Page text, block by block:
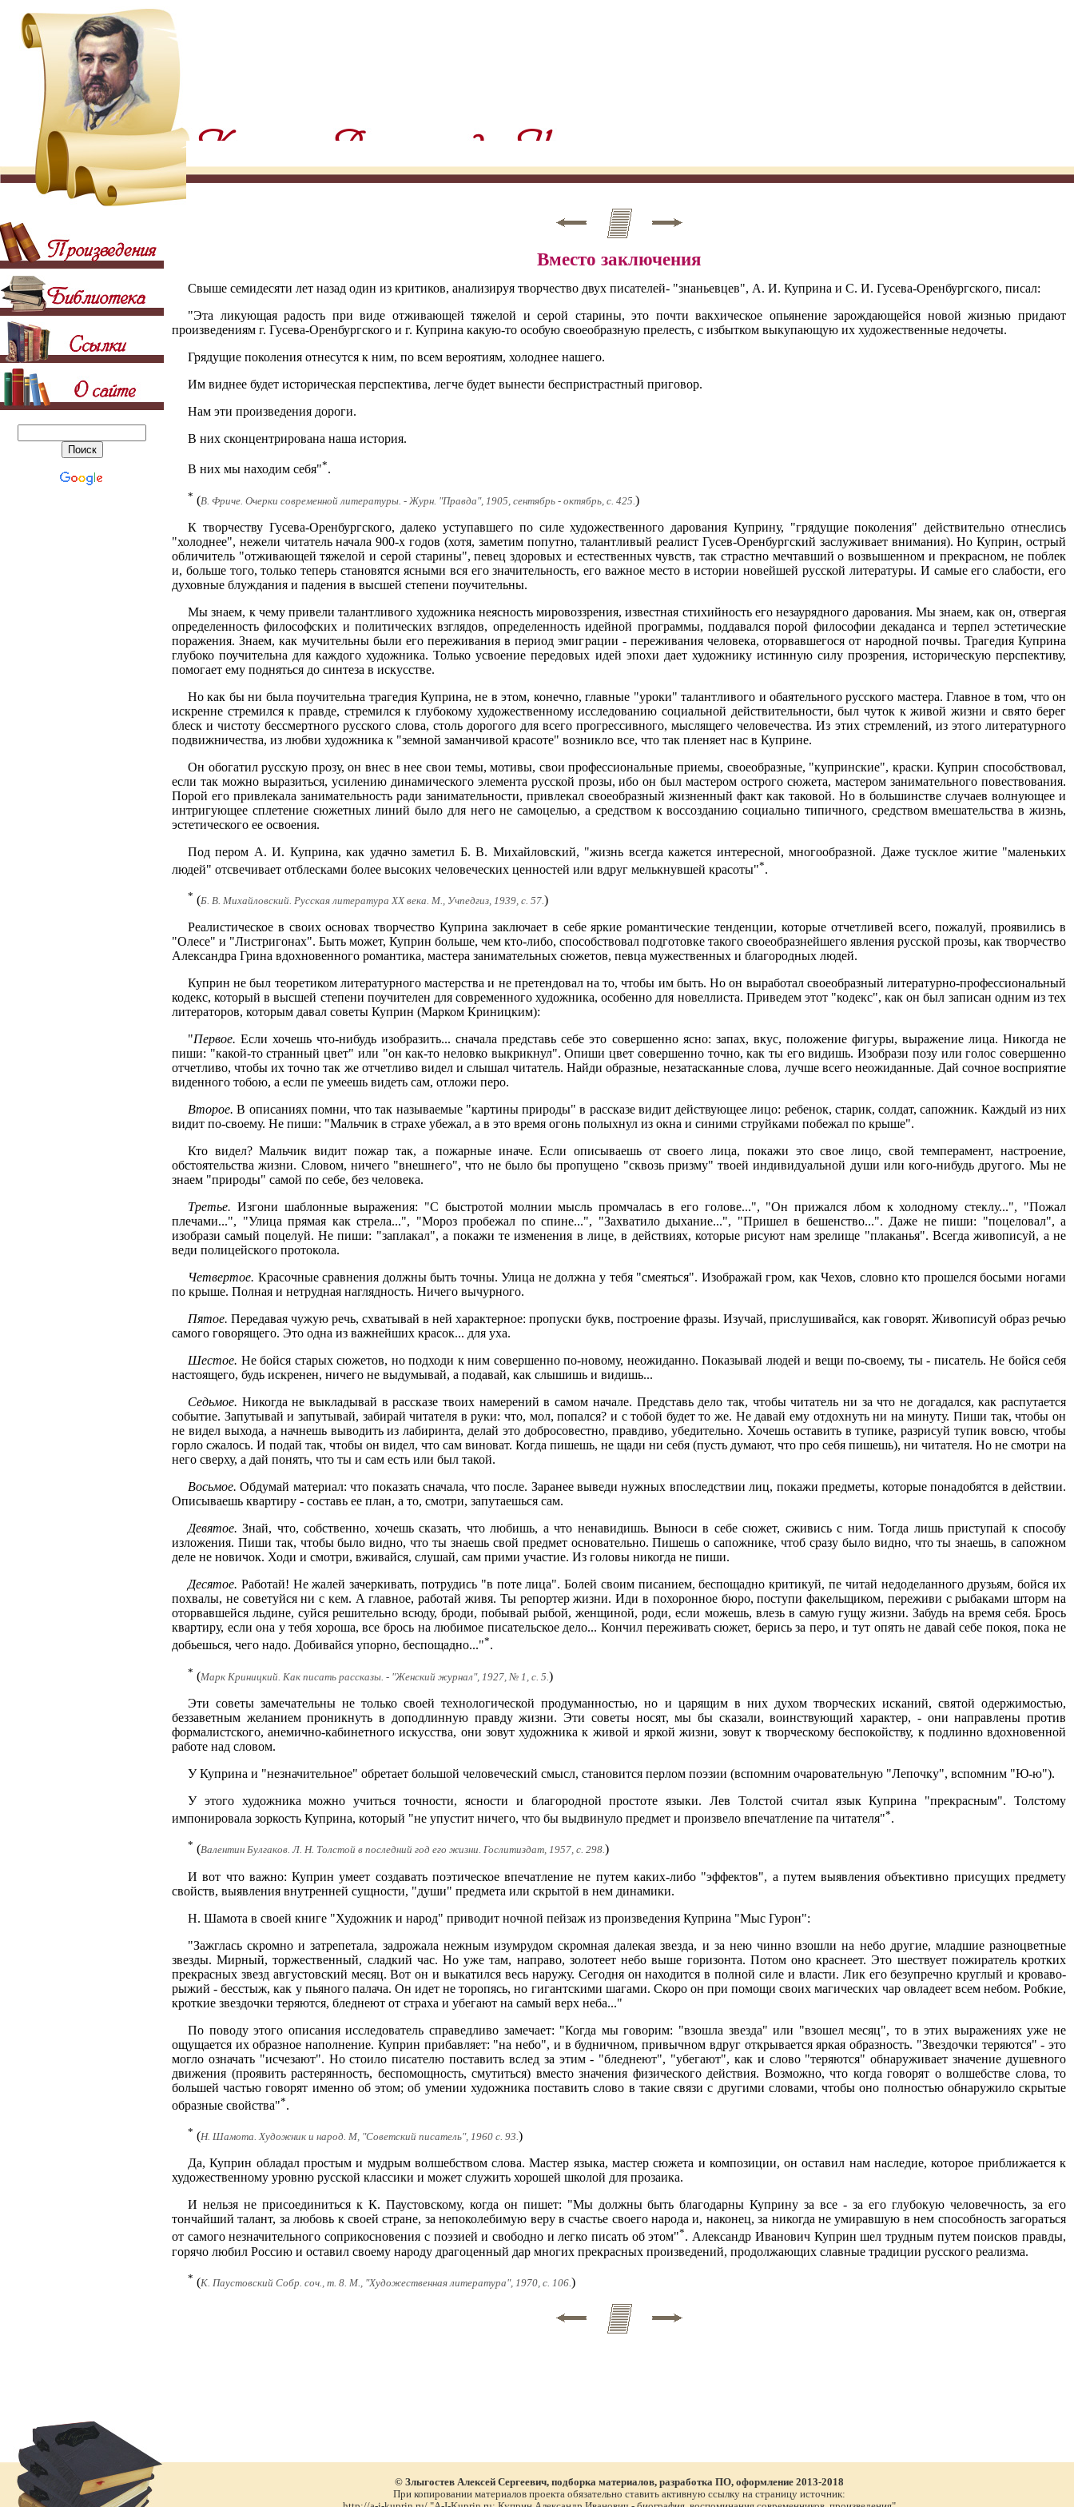
Вместо заключения
Свыше семидесяти лет назад один из критиков, анализируя творчество двух писателей- "знаньевцев", А. И. Куприна и С. И. Гусева-Оренбургского, писал:
"Эта ликующая радость при виде отживающей тяжелой и серой старины, это почти вакхическое опьянение зарождающейся новой жизнью придают
произведениям г. Гусева-Оренбургского и г. Куприна какую-то особую своеобразную прелесть, с избытком выкупающую их художественные недочеты.
Грядущие поколения отнесутся к ним, по всем вероятиям, холоднее нашего.
Им виднее будет историческая перспектива, легче будет вынести беспристрастный приговор.
Нам эти произведения дороги.
В них сконцентрирована наша история.
В них мы находим себя"*.
* (В. Фриче. Очерки современной литературы. - Журн. "Правда", 1905, сентябрь - октябрь, с. 425.)
К творчеству Гусева-Оренбургского, далеко уступавшего по силе художественного дарования Куприну, "грядущие поколения" действительно отнеслись
"холоднее", нежели читатель начала 900-х годов (хотя, заметим попутно, талантливый реалист Гусев-Оренбургский заслуживает внимания). Но Куприн, острый
обличитель "отживающей тяжелой и серой старины", певец здоровых и естественных чувств, так страстно мечтавший о возвышенном и прекрасном, не поблек
и, больше того, только теперь становятся ясными вся его значительность, его важное место в истории новейшей русской литературы. И самые его слабости, его
духовные блуждания и падения в высшей степени поучительны.
Мы знаем, к чему привели талантливого художника неясность мировоззрения, известная стихийность его незаурядного дарования. Мы знаем, как он, отвергая
определенность философских и политических взглядов, определенность идейной программы, поддавался порой философии декаданса и терпел эстетические
поражения. Знаем, как мучительны были его переживания в период эмиграции - переживания человека, оторвавшегося от народной почвы. Трагедия Куприна
глубоко поучительна для каждого художника. Только усвоение передовых идей эпохи дает художнику истинную силу прозрения, историческую перспективу,
помогает ему подняться до синтеза в искусстве.
Но как бы ни была поучительна трагедия Куприна, не в этом, конечно, главные "уроки" талантливого и обаятельного русского мастера. Главное в том, что он
искренне стремился к правде, стремился к глубокому художественному исследованию социальной действительности, был чуток к живой жизни и свято берег
блеск и чистоту бессмертного русского слова, столь дорогого для всего прогрессивного, мыслящего человечества. Из этих стремлений, из этого литературного
подвижничества, из любви художника к "земной заманчивой красоте" возникло все, что так пленяет нас в Куприне.
Он обогатил русскую прозу, он внес в нее свои темы, мотивы, свои профессиональные приемы, своеобразные, "купринские", краски. Куприн способствовал,
если так можно выразиться, усилению динамического элемента русской прозы, ибо он был мастером острого сюжета, мастером занимательного повествования.
Порой его привлекала занимательность ради занимательности, привлекал своеобразный жизненный факт как таковой. Но в большинстве случаев волнующее и
интригующее сплетение сюжетных линий было для него не самоцелью, а средством к воссозданию социально типичного, средством вмешательства в жизнь,
эстетического ее освоения.
Под пером А. И. Куприна, как удачно заметил Б. В. Михайловский, "жизнь всегда кажется интересной, многообразной. Даже тусклое житие "маленьких
людей" отсвечивает отблесками более высоких человеческих ценностей или вдруг мелькнувшей красоты"*.
* (Б. В. Михайловский. Русская литература XX века. М., Учпедгиз, 1939, с. 57.)
Реалистическое в своих основах творчество Куприна заключает в себе яркие романтические тенденции, которые отчетливей всего, пожалуй, проявились в
"Олесе" и "Листригонах". Быть может, Куприн больше, чем кто-либо, способствовал подготовке такого своеобразнейшего явления русской прозы, как творчество
Александра Грина вдохновенного романтика, мастера занимательных сюжетов, певца мужественных и благородных людей.
Куприн не был теоретиком литературного мастерства и не претендовал на то, чтобы им быть. Но он выработал своеобразный литературно-профессиональный
кодекс, который в высшей степени поучителен для современного художника, особенно для новеллиста. Приведем этот "кодекс", как он был записан одним из тех
литераторов, которым давал советы Куприн (Марком Криницким):
"Первое.Если хочешь что-нибудь изобразить... сначала представь себе это совершенно ясно: запах, вкус, положение фигуры, выражение лица. Никогда не
пиши: "какой-то странный цвет" или "он как-то неловко выкрикнул". Опиши цвет совершенно точно, как ты его видишь. Изобрази позу или голос совершенно
отчетливо, чтобы их точно так же отчетливо видел и слышал читатель. Найди образные, незатасканные слова, лучше всего неожиданные. Дай сочное восприятие
виденного тобою, а если пе умеешь видеть сам, отложи перо.
Второе.В описаниях помни, что так называемые "картины природы" в рассказе видит действующее лицо: ребенок, старик, солдат, сапожник. Каждый из них
видит по-своему. Не пиши: "Мальчик в страхе убежал, а в это время огонь полыхнул из окна и синими струйками побежал по крыше".
Кто видел? Мальчик видит пожар так, а пожарные иначе. Если описываешь от своего лица, покажи это свое лицо, свой темперамент, настроение,
обстоятельства жизни. Словом, ничего "внешнего", что не было бы пропущено "сквозь призму" твоей индивидуальной души или кого-нибудь другого. Мы не
знаем "природы" самой по себе, без человека.
Третье. Изгони шаблонные выражения: "С быстротой молнии мысль промчалась в его голове...", "Он прижался лбом к холодному стеклу...", "Пожал
плечами...", "Улица прямая как стрела...", "Мороз пробежал по спине...", "Захватило дыхание...", "Пришел в бешенство...". Даже не пиши: "поцеловал", а
изобрази самый поцелуй. Не пиши: "заплакал", а покажи те изменения в лице, в действиях, которые рисуют нам зрелище "плаканья". Всегда живописуй, а не
веди полицейского протокола.
Четвертое. Красочные сравнения должны быть точны. Улица не должна у тебя "смеяться". Изображай гром, как Чехов, словно кто прошелся босыми ногами
по крыше. Полная и нетрудная наглядность. Ничего вычурного.
Пятое.Передавая чужую речь, схватывай в ней характерное: пропуски букв, построение фразы. Изучай, прислушивайся, как говорят. Живописуй образ речью
самого говорящего. Это одна из важнейших красок... для уха.
Шестое. Не бойся старых сюжетов, но подходи к ним совершенно по-новому, неожиданно. Показывай людей и вещи по-своему, ты - писатель. Не бойся себя
настоящего, будь искренен, ничего не выдумывай, а подавай, как слышишь и видишь...
Седьмое. Никогда не выкладывай в рассказе твоих намерений в самом начале. Представь дело так, чтобы читатель ни за что не догадался, как распутается
событие. Запутывай и запутывай, забирай читателя в руки: что, мол, попался? и с тобой будет то же. Не давай ему отдохнуть ни на минуту. Пиши так, чтобы он
не видел выхода, а начнешь выводить из лабиринта, делай это добросовестно, правдиво, убедительно. Хочешь оставить в тупике, разрисуй тупик вовсю, чтобы
горло сжалось. И подай так, чтобы он видел, что сам виноват. Когда пишешь, не щади ни себя (пусть думают, что про себя пишешь), ни читателя. Но не смотри на
него сверху, а дай понять, что ты и сам есть или был такой.
Восьмое.Обдумай материал: что показать сначала, что после. Заранее выведи нужных впоследствии лиц, покажи предметы, которые понадобятся в действии.
Описываешь квартиру - составь ее план, а то, смотри, запутаешься сам.
Девятое.Знай, что, собственно, хочешь сказать, что любишь, а что ненавидишь. Выноси в себе сюжет, сживись с ним. Тогда лишь приступай к способу
изложения. Пиши так, чтобы было видно, что ты знаешь свой предмет основательно. Пишешь о сапожнике, чтоб сразу было видно, что ты знаешь, в сапожном
деле не новичок. Ходи и смотри, вживайся, слушай, сам прими участие. Из головы никогда не пиши.
Десятое. Работай! Не жалей зачеркивать, потрудись "в поте лица". Болей своим писанием, беспощадно критикуй, пе читай недоделанного друзьям, бойся их
похвалы, не советуйся ни с кем. А главное, работай живя. Ты репортер жизни. Иди в похоронное бюро, поступи факельщиком, переживи с рыбаками шторм на
оторвавшейся льдине, суйся решительно всюду, броди, побывай рыбой, женщиной, роди, если можешь, влезь в самую гущу жизни. Забудь на время себя. Брось
квартиру, если она у тебя хороша, все брось на любимое писательское дело... Кончил переживать сюжет, берись за перо, и тут опять не давай себе покоя, пока не
добьешься, чего надо. Добивайся упорно, беспощадно..."*.
* (Марк Криницкий. Как писать рассказы. - "Женский журнал", 1927, № 1, с. 5.)
Эти советы замечательны не только своей технологической продуманностью, но и царящим в них духом творческих исканий, святой одержимостью,
беззаветным желанием проникнуть в доподлинную правду жизни. Эти советы носят, мы бы сказали, воинствующий характер, - они направлены против
формалистского, анемично-кабинетного искусства, они зовут художника к живой и яркой жизни, зовут к творческому беспокойству, к подлинно вдохновенной
работе над словом.
У Куприна и "незначительное" обретает большой человеческий смысл, становится перлом поэзии (вспомним очаровательную "Лепочку", вспомним "Ю-ю").
У этого художника можно учиться точности, ясности и благородной простоте языки. Лев Толстой считал язык Куприна "прекрасным". Толстому
импонировала зоркость Куприна, который "не упустит ничего, что бы выдвинуло предмет и произвело впечатление па читателя"*.
* (Валентин Булгаков. Л. Н. Толстой в последний год его жизни. Гослитиздат, 1957, с. 298.)
И вот что важно: Куприн умеет создавать поэтическое впечатление не путем каких-либо "эффектов", а путем выявления объективно присущих предмету
свойств, выявления внутренней сущности, "души" предмета или скрытой в нем динамики.
Н. Шамота в своей книге "Художник и народ" приводит ночной пейзаж из произведения Куприна "Мыс Гурон":
"Зажглась скромно и затрепетала, задрожала нежным изумрудом скромная далекая звезда, и за нею чинно взошли на небо другие, младшие разноцветные
звезды. Мирный, торжественный, сладкий час. Но уже там, направо, золотеет небо выше горизонта. Потом оно краснеет. Это шествует пожиратель кротких
прекрасных звезд августовский месяц. Вот он и выкатился весь наружу. Сегодня он находится в полной силе и власти. Лик его безупречно круглый и кроваво-
рыжий - бесстыж, как у пьяного палача. Он идет не торопясь, но гигантскими шагами. Скоро он при помощи своих магических чар овладеет всем небом. Робкие,
кроткие звездочки теряются, бледнеют от страха и убегают на самый верх неба..."
По поводу этого описания исследователь справедливо замечает: "Когда мы говорим: "взошла звезда" или "взошел месяц", то в этих выражениях уже не
ощущается их образное наполнение. Куприн прибавляет: "на небо", и в будничном, привычном вдруг открывается яркая образность. "Звездочки теряются" - это
могло означать "исчезают". Но стоило писателю поставить вслед за этим - "бледнеют", "убегают", как и слово "теряются" обнаруживает значение душевного
движения (проявить растерянность, беспомощность, смутиться) вместо значения физического действия. Возможно, что когда говорят о волшебстве слова, то
большей частью говорят именно об этом; об умении художника поставить слово в такие связи с другими словами, чтобы оно полностью обнаружило скрытые
образные свойства"*.
* (Н. Шамота. Художник и народ. М, "Советский писатель", 1960 с. 93.)
Да, Куприн обладал простым и мудрым волшебством слова. Мастер языка, мастер сюжета и композиции, он оставил нам наследие, которое приближается к
художественному уровню русской классики и может служить хорошей школой для прозаика.
И нельзя не присоединиться к К. Паустовскому, когда он пишет: "Мы должны быть благодарны Куприну за все - за его глубокую человечность, за его
тончайший талант, за любовь к своей стране, за непоколебимую веру в счастье своего народа и, наконец, за никогда не умиравшую в нем способность загораться
от самого незначительного соприкосновения с поэзией и свободно и легко писать об этом"*. Александр Иванович Куприн шел трудным путем поисков правды,
горячо любил Россию и оставил своему народу драгоценный дар многих прекрасных произведений, продолжающих славные традиции русского реализма.
* (К. Паустовский Собр. соч., т. 8. М., "Художественная литература", 1970, с. 106.)
© Злыгостев Алексей Сергеевич, подборка материалов, разработка ПО, оформление 2013-2018
При копировании материалов проекта обязательно ставить активную ссылку на страницу источник: